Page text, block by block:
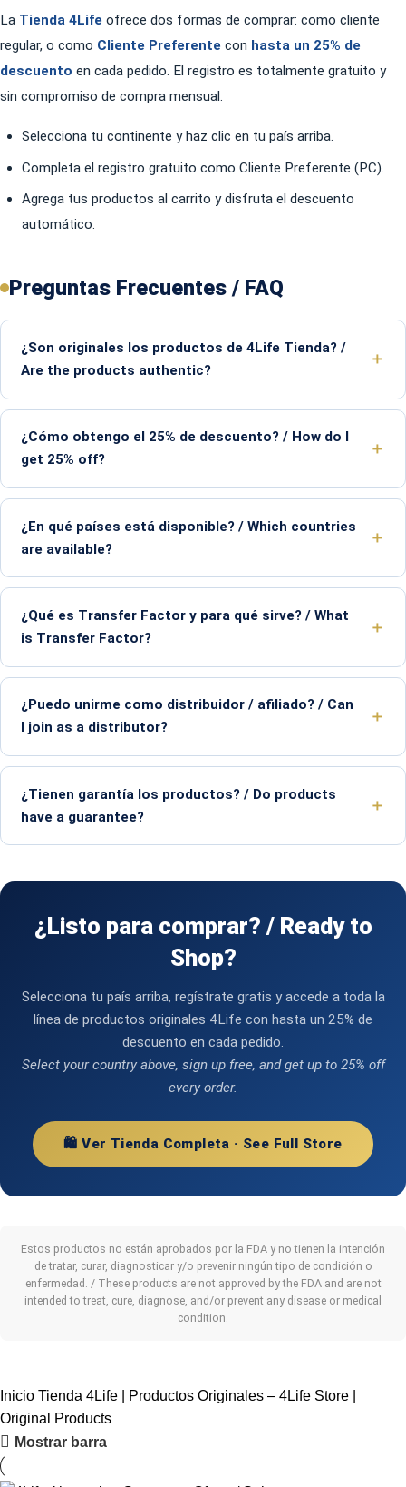
La Tienda 4Life ofrece dos formas de comprar: como cliente
regular, o como Cliente Preferente con hasta un 25% de
descuento en cada pedido. El registro es totalmente gratuito y
sin compromiso de compra mensual.
Selecciona tu continente y haz clic en tu país arriba.
Completa el registro gratuito como Cliente Preferente (PC).
Agrega tus productos al carrito y disfruta el descuento
automático.
Preguntas Frecuentes / FAQ
¿Son originales los productos de 4Life Tienda? /
Are the products authentic?
¿Cómo obtengo el 25% de descuento? / How do I
get 25% off?
¿En qué países está disponible? / Which countries
are available?
¿Qué es Transfer Factor y para qué sirve? / What
is Transfer Factor?
¿Puedo unirme como distribuidor / afiliado? / Can
I join as a distributor?
¿Tienen garantía los productos? / Do products
have a guarantee?
¿Listo para comprar? / Ready to
Shop?
Selecciona tu país arriba, regístrate gratis y accede a toda la
línea de productos originales 4Life con hasta un 25% de
descuento en cada pedido.
Select your country above, sign up free, and get up to 25% off
every order.
🛍️ Ver Tienda Completa · See Full Store
Estos productos no están aprobados por la FDA y no tienen la intención
de tratar, curar, diagnosticar y/o prevenir ningún tipo de condición o
enfermedad. / These products are not approved by the FDA and are not
intended to treat, cure, diagnose, and/or prevent any disease or medical
condition.
Inicio Tienda 4Life | Productos Originales – 4Life Store |
Original Products
Mostrar barra